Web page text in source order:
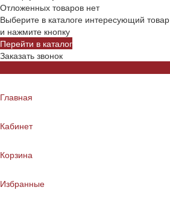
Отложенных товаров нет
Выберите в каталоге интересующий товар
и нажмите кнопку
Перейти в каталог
Заказать звонок
Главная
Кабинет
Корзина
Избранные